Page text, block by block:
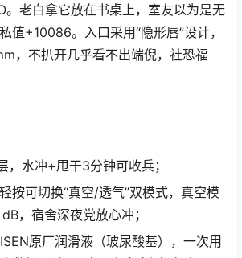
。老白拿它放在书桌上，室友以为是无
值+10086。入口采用“隐形唇”设计，
，不扒开几乎看不出端倪，社恐福
，水冲+甩干3分钟可收兵；
按可切换“真空/透气”双模式，真空模
，宿舍深夜党放心冲；
原厂润滑液（玻尿酸基），一次用